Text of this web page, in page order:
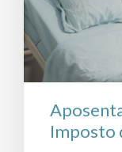
Imposto